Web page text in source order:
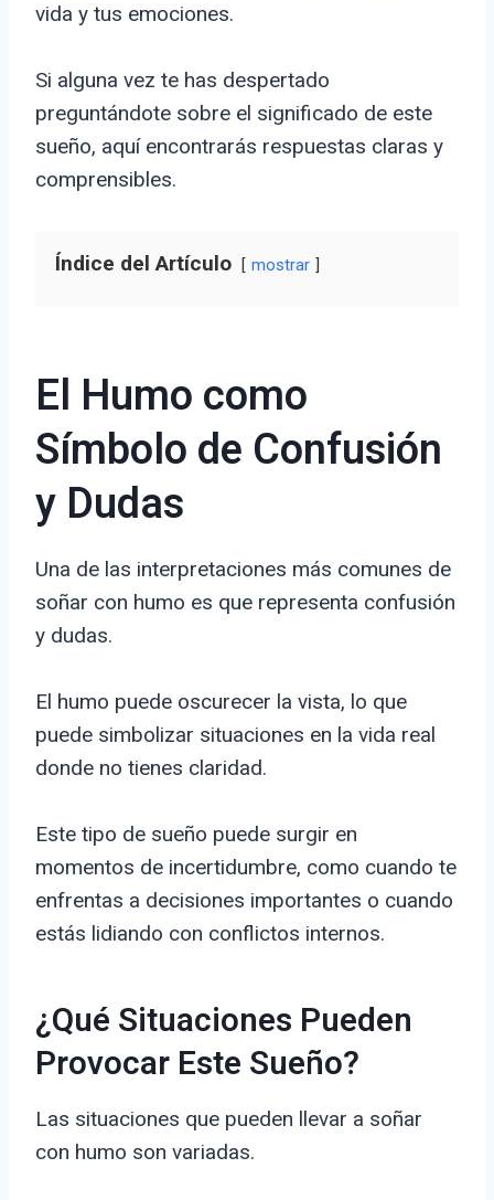
vida y tus emociones.
Si alguna vez te has despertado
preguntándote sobre el significado de este
sueño, aquí encontrarás respuestas claras y
comprensibles.
Índice del Artículo mostrar
El Humo como
Símbolo de Confusión
y Dudas
Una de las interpretaciones más comunes de
soñar con humo es que representa confusión
y dudas.
El humo puede oscurecer la vista, lo que
puede simbolizar situaciones en la vida real
donde no tienes claridad.
Este tipo de sueño puede surgir en
momentos de incertidumbre, como cuando te
enfrentas a decisiones importantes o cuando
estás lidiando con conflictos internos.
¿Qué Situaciones Pueden
Provocar Este Sueño?
Las situaciones que pueden llevar a soñar
con humo son variadas.